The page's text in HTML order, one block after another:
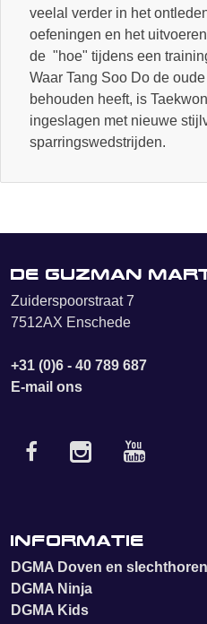
veelal verder in het
oefeningen en het
de "hoe" tijdens een
Waar Tang Soo Do de
behouden heeft, is
ingeslagen met nieuwe
sparringswedstrijden.
De Guzman
Zuiderspoorstraat 7
7512AX Enschede
+31 (0)6 - 40 789 687
E-mail ons
Informatie
DGMA Doven en
DGMA Ninja
DGMA Kids